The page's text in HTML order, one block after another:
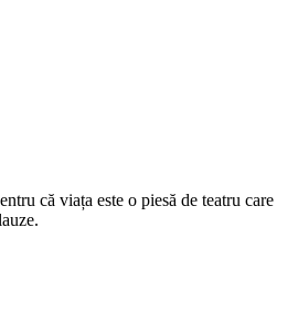
că viața este o piesă de teatru care